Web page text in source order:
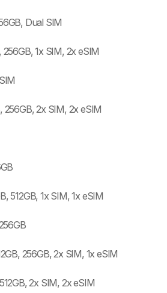
Dual SIM
256GB, 1x SIM, 2x eSIM
256GB, 2x SIM, 2x eSIM
512GB, 1x SIM, 1x eSIM
256GB, 2x SIM, 1x eSIM
2x SIM, 2x eSIM